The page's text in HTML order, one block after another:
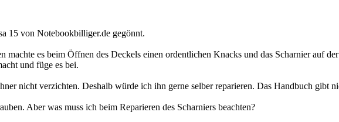
15 von Notebookbilliger.de gegönnt.
machte es beim Öffnen des Deckels einen ordentlichen Knacks und das Scharnier auf
und füge es bei.
nicht verzichten. Deshalb würde ich ihn gerne selber reparieren. Das Handbuch gibt
Aber was muss ich beim Reparieren des Scharniers beachten?